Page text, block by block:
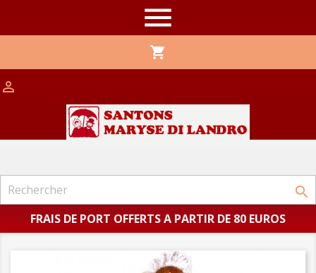

shopping_cart


FRAIS DE PORT OFFERTS A PARTIR DE 80 EUROS